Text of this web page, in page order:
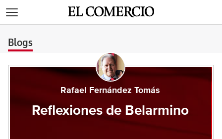
Blogs
Rafael Fernández Tomás
Reflexiones de Belarmino